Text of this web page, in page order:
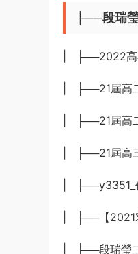
├──段瑞
| ├──2022高
| ├──21屆高
| ├──21屆高
| ├──21屆高
| ├──y3351_
| ├──【2021
| ├──段瑞瑩